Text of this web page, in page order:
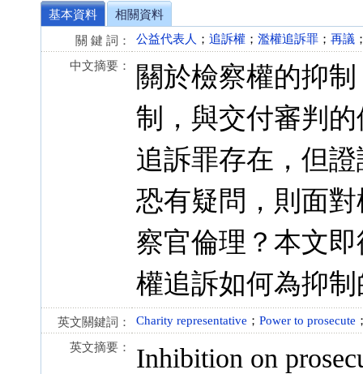
基本資料
相關資料
關 鍵 詞：
公益代表人 ； 追訴權 ； 濫權追訴罪 ； 再議
中文摘要：
關於檢察權的抑
制，與交付審判
追訴罪存在，但
恐有疑問，則面
察官倫理？本文
權追訴如何為抑
英文關鍵詞： Charity representative ； Power to prosecute
英文摘要：
Inhibition on